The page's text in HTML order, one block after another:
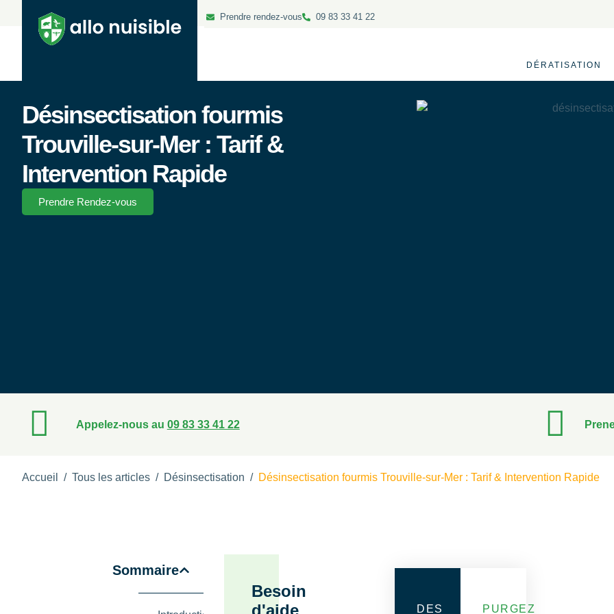
Prendre rendez-vous 09 83 33 41 22
DÉRATISATION
Désinsectisation fourmis
Trouville-sur-Mer : Tarif &
Intervention Rapide
Prendre Rendez-vous
Appelez-nous au 09 83 33 41 22
Accueil / Tous les articles / Désinsectisation / Désinsectisation fourmis Trouville-sur-Mer : Tarif & Intervention Rapide
Sommaire
Besoin
d'aide
DES
PURGEZ